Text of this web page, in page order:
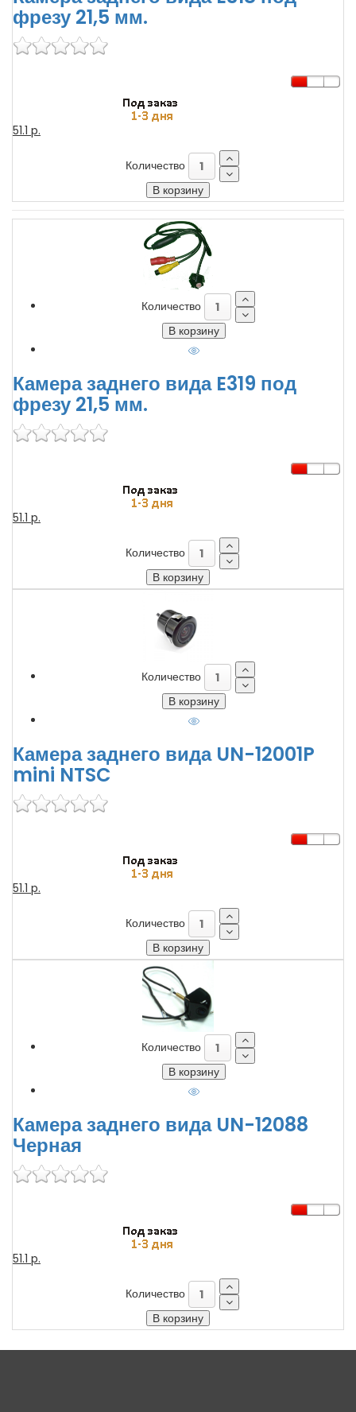
фрезу 21,5 мм.
51.1 p.
Количество
Количество
Камера заднего вида E319 под
фрезу 21,5 мм.
51.1 p.
Количество
Количество
Камера заднего вида UN-12001P
mini NTSC
51.1 p.
Количество
Количество
Камера заднего вида UN-12088
Черная
51.1 p.
Количество